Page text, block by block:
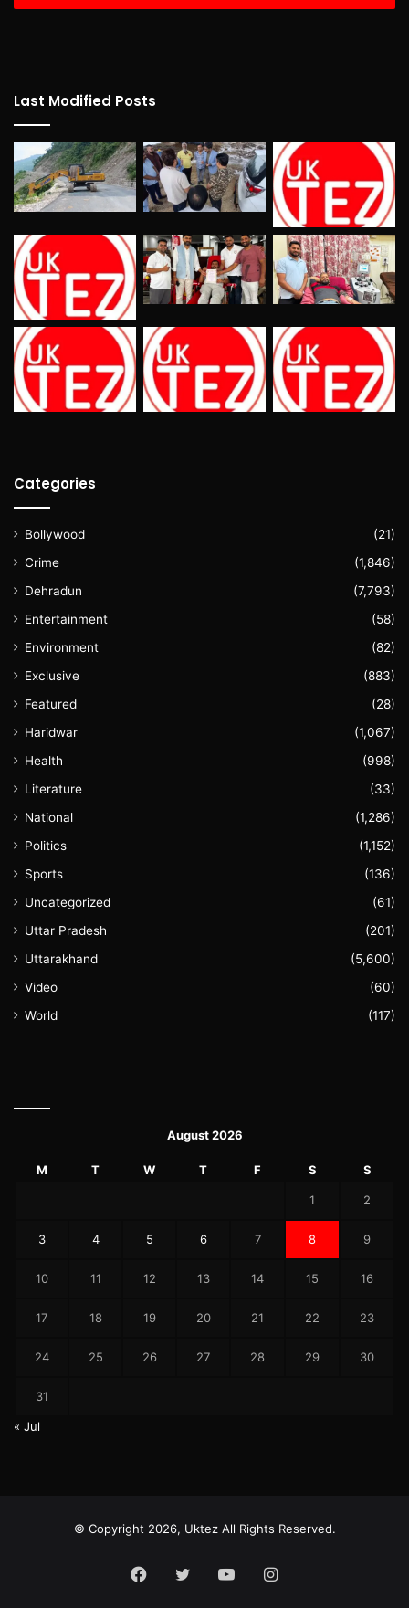
Last Modified Posts
Categories
Bollywood
(21)
Crime
(1,846)
Dehradun
(7,793)
Entertainment
(58)
Environment
(82)
Exclusive
(883)
Featured
(28)
Haridwar
(1,067)
Health
(998)
Literature
(33)
National
(1,286)
Politics
(1,152)
Sports
(136)
Uncategorized
(61)
Uttar Pradesh
(201)
Uttarakhand
(5,600)
Video
(60)
World
(117)
August 2026
M T W T F S S
1 2
3 4 5 6 7 8 9
10 11 12 13 14 15 16
17 18 19 20 21 22 23
24 25 26 27 28 29 30
31
« Jul
© Copyright 2026, Uktez All Rights Reserved.
Facebook
Twitter YouTubeInstagram